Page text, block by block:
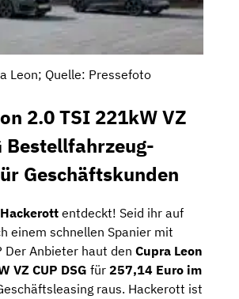
Leon; Quelle: Pressefoto
2.0 TSI 221kW VZ
Bestellfahrzeug-
Geschäftskunden
Hackerott entdeckt! Seid ihr auf
einem schnellen Spanier mit
Der Anbieter haut den Cupra Leon
VZ CUP DSG für 257,14 Euro im
raus. Hackerott ist